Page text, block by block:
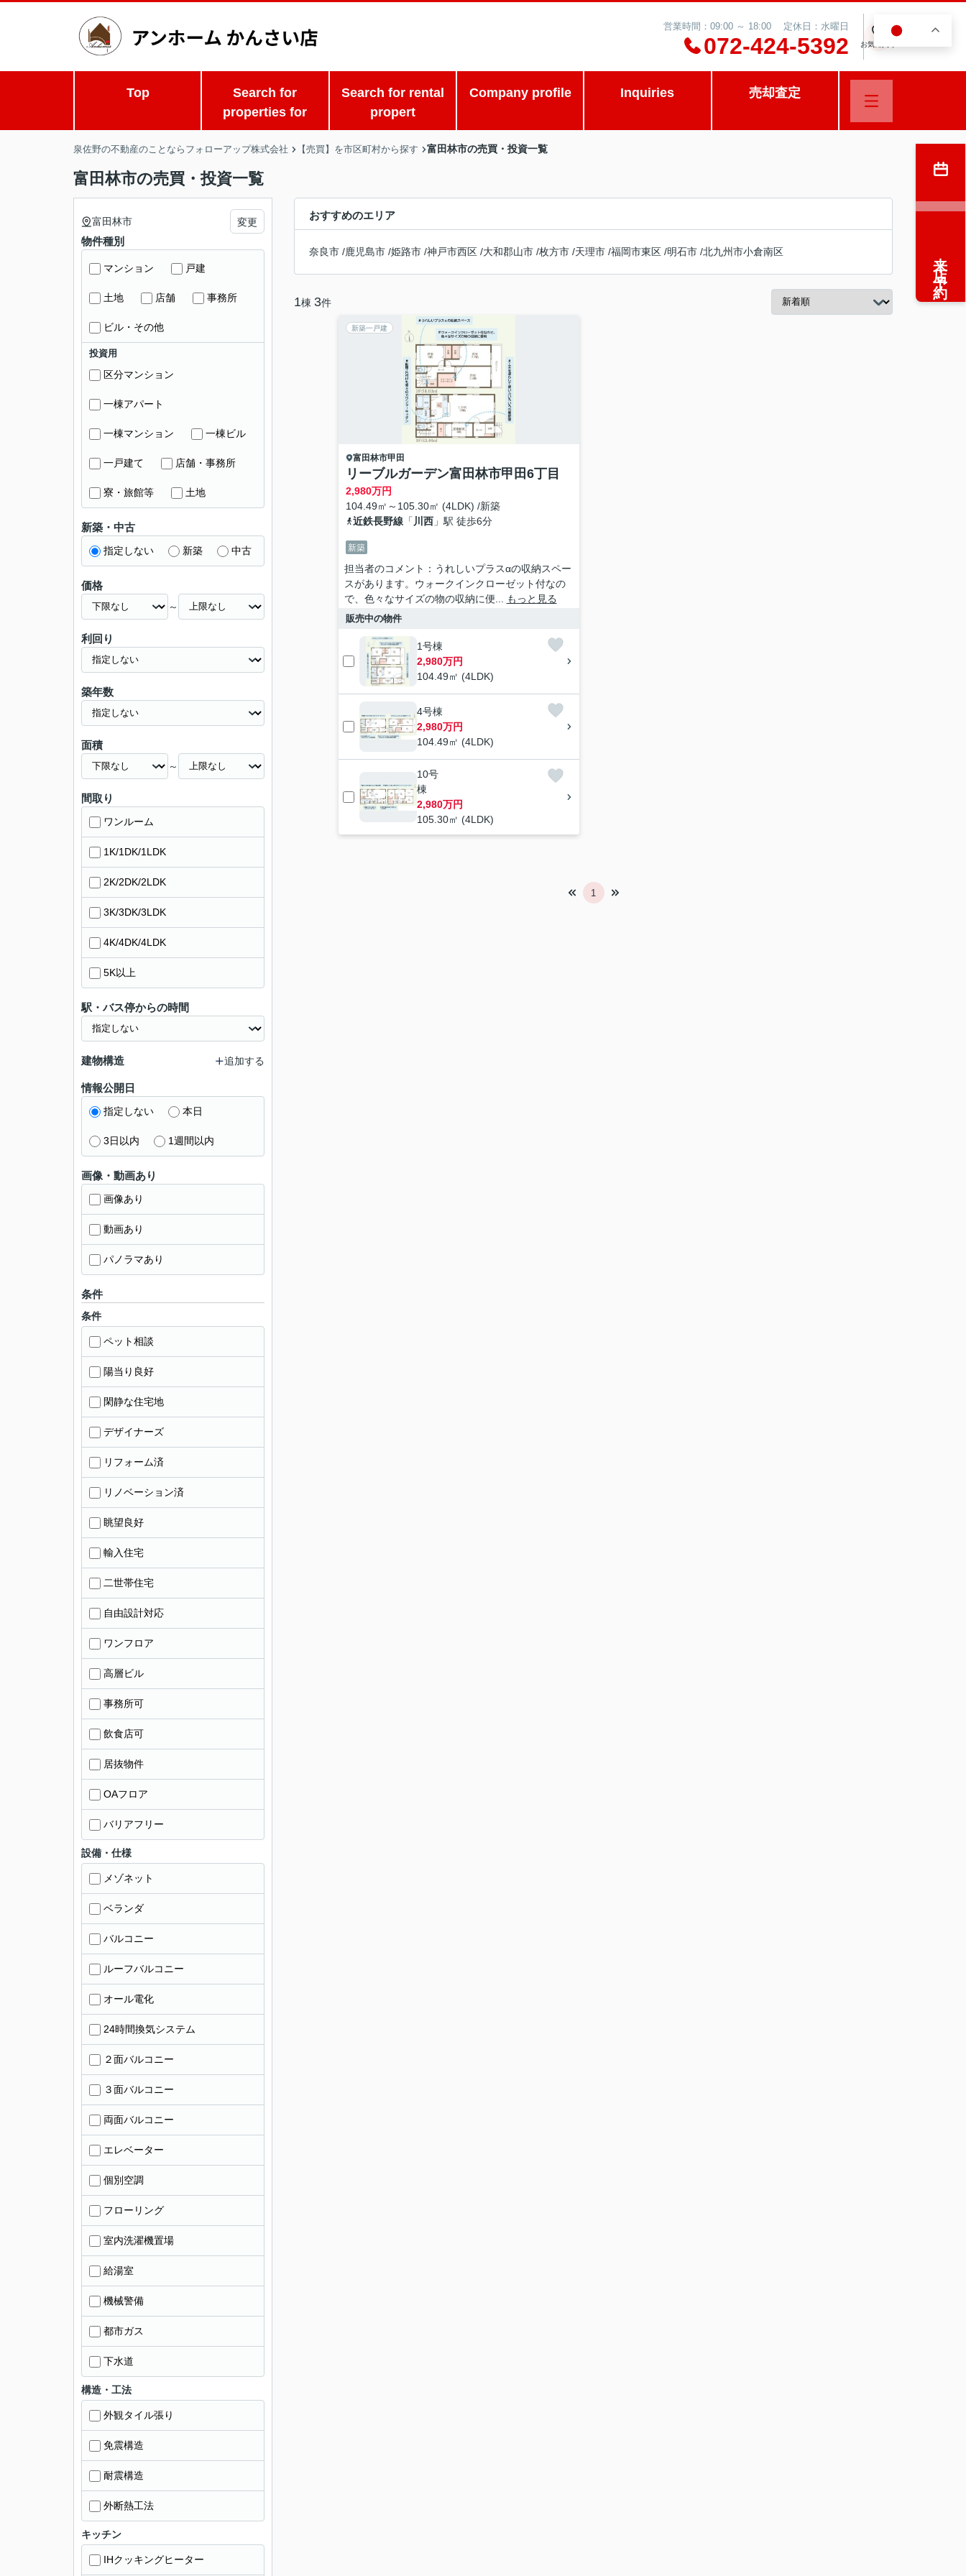
営業時間：09:00 ～ 18:00 定休日：水曜日
072-424-5392 お気に入り
Top
Search for
properties for
Search for rental
propert
Company profile Inquiries 売却査定
泉佐野の不動産のことならフォローアップ株式会社 【売買】を市区町村から探す 富田林市の売買・投資一覧
富田林市の売買・投資一覧
おすすめのエリア
奈良市 /鹿児島市 /姫路市 /神戸市西区 /大和郡山市 /枚方市 /天理市 /福岡市東区 /明石市 /北九州市小倉南区
1棟 3件
新築一戸建
富田林市甲田
リーブルガーデン富田林市甲田6丁目
2,980万円
104.49㎡～105.30㎡ (4LDK) /新築
近鉄長野線「 川西」駅 徒歩6分
新築
担当者のコメント：うれしいプラスαの収納スペー
スがあります。ウォークインクローゼット付なの
で、色々なサイズの物の収納に便...
もっと見る
販売中の物件
1号棟
2,980万円
104.49㎡ (4LDK)
4号棟
2,980万円
104.49㎡ (4LDK)
10号
棟
2,980万円
105.30㎡ (4LDK)
1
富田林市 変更
物件種別
マンション 戸建
土地 店舗 事務所
ビル・その他
投資用
区分マンション
一棟アパート
一棟マンション 一棟ビル
一戸建て 店舗・事務所
寮・旅館等 土地
新築・中古
指定しない 新築 中古
価格
～
利回り
築年数
面積
～
間取り
ワンルーム
1K/1DK/1LDK
2K/2DK/2LDK
3K/3DK/3LDK
4K/4DK/4LDK
5K以上
駅・バス停からの時間
建物構造 追加する
情報公開日
指定しない 本日
3日以内 1週間以内
画像・動画あり
画像あり
動画あり
パノラマあり
条件
条件
ペット相談
陽当り良好
閑静な住宅地
デザイナーズ
リフォーム済
リノベーション済
眺望良好
輸入住宅
二世帯住宅
自由設計対応
ワンフロア
高層ビル
事務所可
飲食店可
居抜物件
OAフロア
バリアフリー
設備・仕様
メゾネット
ベランダ
バルコニー
ルーフバルコニー
オール電化
24時間換気システム
２面バルコニー
３面バルコニー
両面バルコニー
エレベーター
個別空調
フローリング
室内洗濯機置場
給湯室
機械警備
都市ガス
下水道
構造・工法
外観タイル張り
免震構造
耐震構造
外断熱工法
キッチン
IHクッキングヒーター
来店予約